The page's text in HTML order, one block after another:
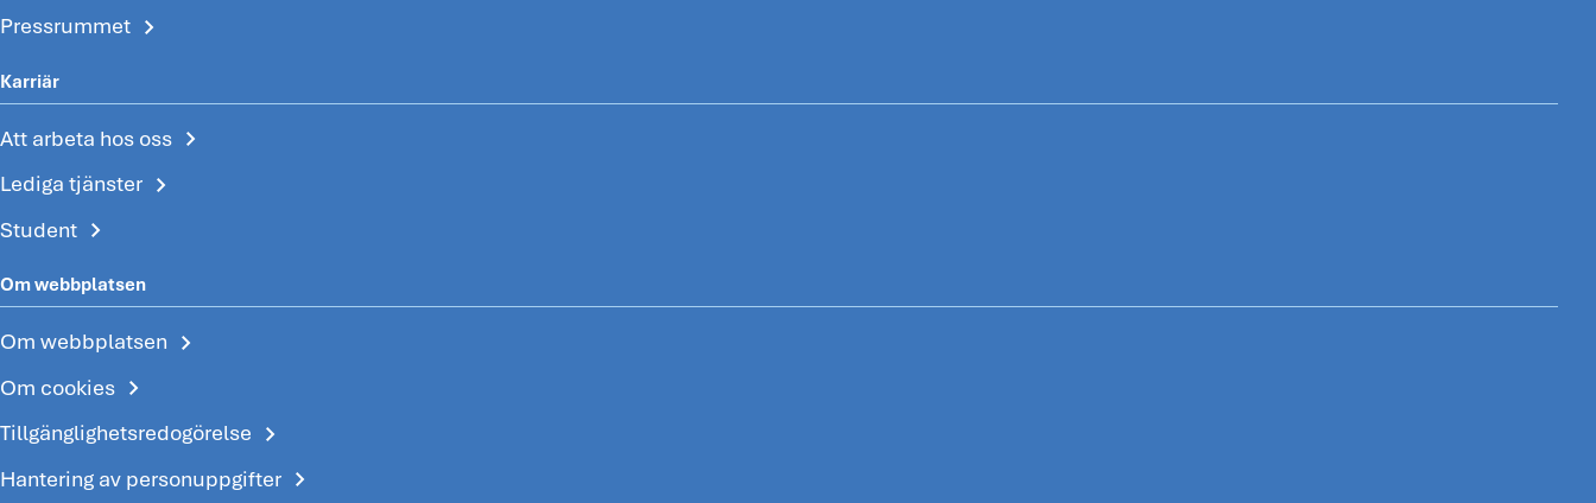
Pressrummet chevron_right
Karriär
Att arbeta hos oss chevron_right
Lediga tjänster chevron_right
Student chevron_right
Om webbplatsen
Om webbplatsen chevron_right
Om cookies chevron_right
Tillgänglighetsredogörelse chevron_right
Hantering av personuppgifter chevron_right